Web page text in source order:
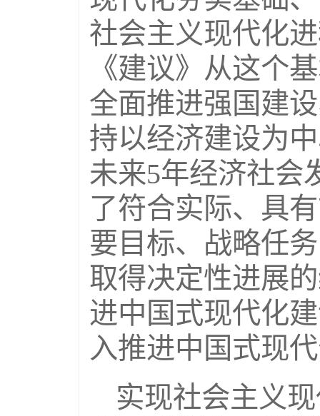
社会主义现代化
《建议》从这个
全面推进强国建
持以经济建设为
未来5年经济社会
了符合实际、具
要目标、战略任
取得决定性进展
进中国式现代化
入推进中国式现
实现社会主义